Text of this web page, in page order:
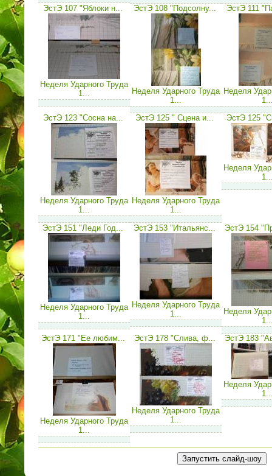
ЭстЭ 107 "Яблоки н...
Неделя Ударного Труда
1...
ЭстЭ 108 "Подсолну...
Неделя Ударного Труда
1...
ЭстЭ 111
Неделя
ЭстЭ 123 "Сосна на...
Неделя Ударного Труда
1...
ЭстЭ 125 " Сцена и...
Неделя Ударного Труда
1...
ЭстЭ 125
Неделя
ЭстЭ 151 "Леди Год...
Неделя Ударного Труда
1...
ЭстЭ 153 "Итальянс...
Неделя Ударного Труда
1...
ЭстЭ 154
Неделя
ЭстЭ 171 "Ее любим...
Неделя Ударного Труда
1...
ЭстЭ 178 "Слива, ф...
Неделя Ударного Труда
1...
ЭстЭ 183
Неделя